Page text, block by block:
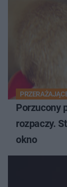
Porzucony
rozpaczy.
okno